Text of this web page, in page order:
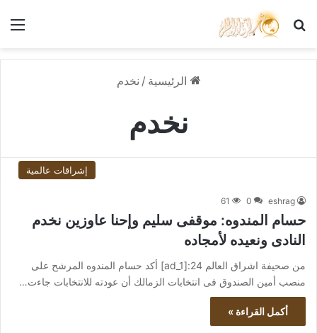
بحث عن
الرئيسية / نخدم
نخدم
إشراقات عالمية
eshrag
0
61
حسام المندوه: موقفى سليم وإحنا عاوزين نخدم
النادى ونعيده لأمجاده
من صحيفة اشراق العالم 24:[ad_1] أكد حسام المندوه المرشح على
منصب أمين الصندوق فى انتخابات الزمالك أن عودته للانتخابات جاءت…
أكمل القراءة »